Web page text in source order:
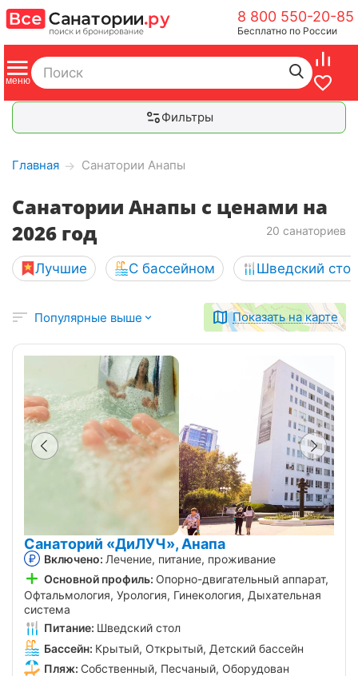
8 800 550-20-85
Бесплатно по России
Фильтры
Главная → Санатории Анапы
Санатории Анапы с ценами на
2026 год
20 санаториев
Лучшие С бассейном Шведский стол
Популярные выше Показать на карте
Санаторий «ДиЛУЧ», Анапа
Включено: Лечение, питание, проживание
Основной профиль: Опорно-двигательный аппарат,
Офтальмология, Урология, Гинекология, Дыхательная
система
Питание: Шведский стол
Бассейн: Крытый, Открытый, Детский бассейн
Пляж: Собственный, Песчаный, Оборудован